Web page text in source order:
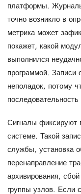
платформы.
точно возникло в
метрика может
покажет, какой
выполнился
программой. Записи
неполадок, потому
Сигналы фиксируют
системе. Такой
службы, установка
перенаправление
архивирования,
группы узлов. Если